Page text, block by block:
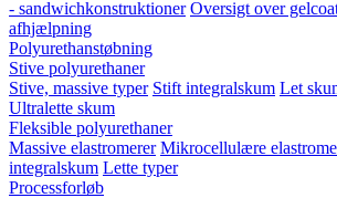
- sandwichkonstruktioner Oversigt over
afhjælpning
Polyurethanstøbning
Stive polyurethaner
Stive, massive typer Stift integralskum Let
Ultralette skum
Fleksible polyurethaner
Massive elastromerer Mikrocellulære
integralskum Lette typer
Processforløb